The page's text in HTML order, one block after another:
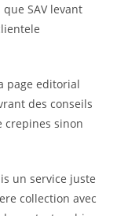
SAV levant
page editorial
des conseils
crepines sinon
un service juste
collection avec